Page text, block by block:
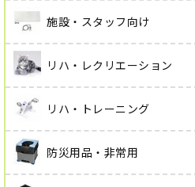
施設・スタッフ向け
リハ・レクリエーション
リハ・トレーニング
防災用品・非常用